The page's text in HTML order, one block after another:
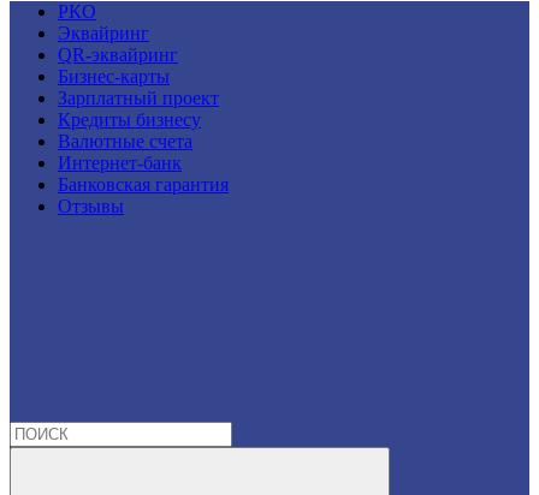
РКО
Эквайринг
QR-эквайринг
Бизнес-карты
Зарплатный проект
Кредиты бизнесу
Валютные счета
Интернет-банк
Банковская гарантия
Отзывы